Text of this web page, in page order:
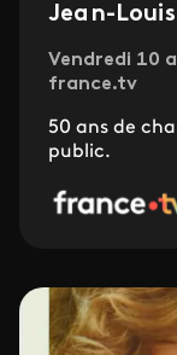
Jean-
Vendredi 10
france.tv
50 ans de
public.